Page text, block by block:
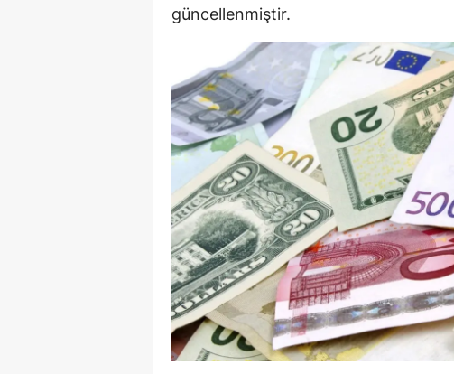
Şırnak
Bartın
Ardahan
Iğdır
Yalova
Karabük
Kilis
Osmaniye
Düzce
güncellenmiştir.